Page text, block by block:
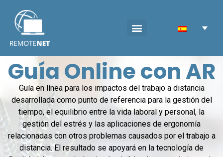
Guía Online con AR
Guía en línea para los impactos del trabajo a distancia
desarrollada como punto de referencia para la gestión del
tiempo, el equilibrio entre la vida laboral y personal, la
gestión del estrés y las aplicaciones de ergonomía
relacionadas con otros problemas causados por el trabajo a
distancia. El resultado se apoyará en la tecnología de